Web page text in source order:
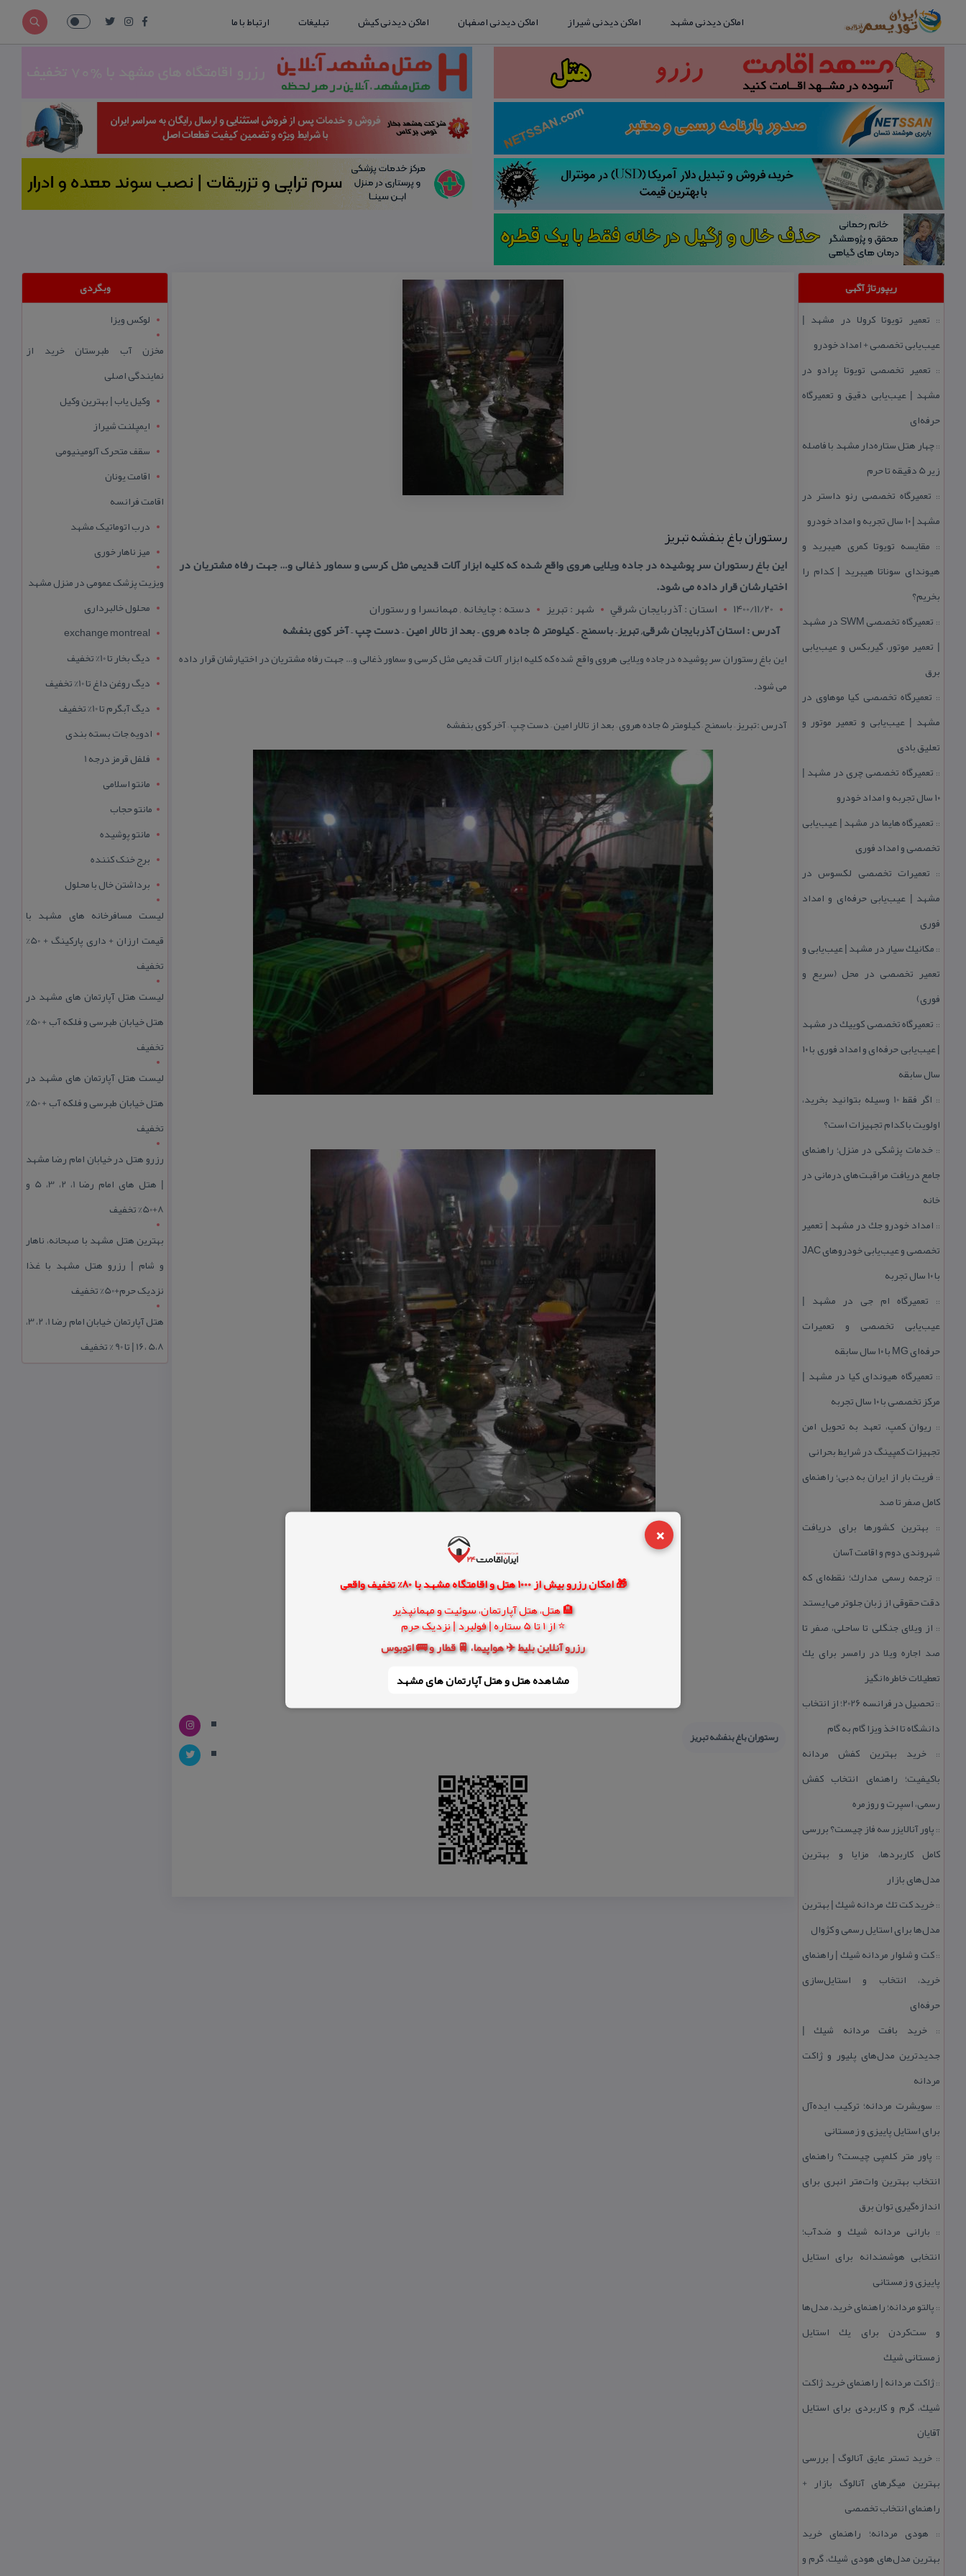
×
🎁 امکان رزرو بیش از 1000 هتل و اقامتگاه مشهد با 80% تخفیف واقعی
🏨 هتل، هتل آپارتمان، سوئیت و مهمانپذیر
⭐ از 1 تا 5 ستاره | فولبرد | نزدیک حرم
رزرو آنلاین بلیط ✈️ هواپیما، 🚆 قطار و 🚌 اتوبوس
مشاهده هتل و هتل‌ آپارتمان های مشهد
اماکن دیدنی مشهد اماکن دیدنی شیراز اماکن دیدنی اصفهان اماکن دیدنی کیش تبلیغات ارتباط با ما
ریپورتاژ آگهی
:: تعمیر تویوتا كرولا در مشهد |
عیب‌یابی تخصصی + امداد خودرو
:: تعمیر تخصصی تویوتا پرادو در
مشهد | عیب‌یابی دقیق و تعمیرگاه
حرفه‌ای
::چهار هتل‌ ستاره‌دار مشهد با فاصله
زیر 5 دقیقه تا حرم
:: تعمیرگاه تخصصی رنو داستر در
مشهد | ۱۰ سال تجربه و امداد خودرو
:: مقایسه تویوتا كمری هیبرید و
هیوندای سوناتا هیبرید | كدام را
بخریم؟
::
تعمیرگاه تخصصی SWM در مشهد
| تعمیر موتور، گیربكس و عیب‌یابی
برق
:: تعمیرگاه تخصصی كیا موهاوی در
مشهد | عیب‌یابی و تعمیر موتور و
تعلیق بادی
:: تعمیرگاه تخصصی چری در مشهد |
۱۰ سال تجربه و امداد خودرو
:: تعمیرگاه هایما در مشهد | عیب‌یابی
تخصصی و امداد فوری
:: تعمیرات تخصصی لكسوس در
مشهد | عیب‌یابی حرفه‌ای و امداد
فوری
:: مكانیك سیار در مشهد | عیب‌یابی و
تعمیر تخصصی در محل (سریع و
فوری)
:: تعمیرگاه تخصصی كوییك در مشهد
| عیب‌یابی حرفه‌ای و امداد فوری با ۱۰
سال سابقه
::
اگر فقط 10 وسیله بتوانید بخرید،
اولویت با كدام تجهیزات است؟
:: خدمات پزشكی در منزل؛ راهنمای
جامع دریافت مراقبت‌های درمانی در
خانه
:: امداد خودرو جك در مشهد | تعمیر
تخصصی و عیب‌یابی خودروهای JAC
با ۱۰ سال تجربه
:: تعمیرگاه ام جی در مشهد |
عیب‌یابی تخصصی و تعمیرات
حرفه‌ای MG با ۱۰ سال سابقه
:: تعمیرگاه هیوندای كیا در مشهد |
مركز تخصصی با ۱۰ سال تجربه
:: ریوان كمپ، تعهد به تحویل امن
تجهیزات كمپینگ در شرایط بحرانی
:: فریت بار از ایران به دبی؛ راهنمای
كامل صفر تا صد
:: بهترین كشورها برای دریافت
شهروندی دوم و اقامت آسان
:: ترجمه رسمی مدارك؛ نقطه‌ای كه
دقت حقوقی از زبان جلوتر می‌ایستد
:: از ویلای جنگلی تا ساحلی، صفر تا
صد اجاره ویلا در رامسر برای یك
تعطیلات خاطره‌انگیز
::
تحصیل در فرانسه 2026؛ از انتخاب
دانشگاه تا اخذ ویزا گام به گام
::خرید بهترین كفش مردانه
باكیفیت؛ راهنمای انتخاب كفش
رسمی، اسپرت و روزمره
:: پاور آنالایزر سه فاز چیست؟ بررسی
كامل كاربردها، مزایا و بهترین
مدل‌های بازار
::خرید كت تك مردانه شیك | بهترین
مدل‌ها برای استایل رسمی و كژوال
::كت و شلوار مردانه شیك | راهنمای
خرید، انتخاب و استایل‌سازی
حرفه‌ای
::خرید بافت مردانه شیك |
جدیدترین مدل‌های پلیور و ژاكت
مردانه
:: سویشرت مردانه؛ تركیب ایده‌آل
برای استایل پاییزی و زمستانی
:: پاور متر كلمپی چیست؟ راهنمای
انتخاب بهترین وات‌متر انبری برای
اندازه‌گیری توان برق
:: بارانی مردانه شیك و ضدآب؛
انتخابی هوشمندانه برای استایل
پاییزی و زمستانی
:: پالتو مردانه؛ راهنمای خرید، مدل‌ها
و ست‌كردن برای یك استایل
زمستانی شیك
::ژاكت مردانه | راهنمای خرید ژاكت
شیك، گرم و كاربردی برای استایل
آقایان
:: خرید تستر عایق آنالوگ | بررسی
بهترین میگرهای آنالوگ بازار +
راهنمای انتخاب تخصصی
:: هودی مردانه؛ راهنمای خرید
بهترین مدل‌های هودی شیك، گرم و
رستوران باغ بنفشه تبریز
این باغ رستوران سر پوشیده در جاده ویلایی هروی واقع شده كه كلیه ابزار آلات قدیمی مثل كرسی و سماور ذغالی و… جهت رفاه مشتریان در
اختیارشان قرار داده می شود.
1400/11/20
استان : آذربايجان شرقي شهر : تبريز
دسته : چایخانه , مهمانسرا و رستوران
آدرس : استان آذربایجان شرقی, تبریز– باسمنج – كیلومتر ۵ جاده هروی – بعد از تالار امین – دست چپ – آخر كوی بنفشه
این باغ رستوران سر پوشیده در جاده ویلایی هروی واقع شده كه كلیه ابزار آلات قدیمی مثل كرسی و سماور ذغالی و… جهت رفاه مشتریان در اختیارشان قرار داده
می شود.
آدرس :تبریز – باسمنج – كیلومتر ۵ جاده هروی – بعد از تالار امین – دست چپ – آخر كوی بنفشه
رستوران باغ بنفشه تبریز
وبگردی
لوکس ویزا
مخزن آب طبرستان خرید از
نمایندگی اصلی
وکیل یاب | بهترین وکیل
ایمپلنت شیراز
سقف متحرک آلومینیومی
اقامت یونان
اقامت فرانسه
درب اتوماتیک مشهد
میز ناهار خوری
ویزیت پزشک عمومی در منزل مشهد
محلول خالبرداری
exchange montreal
دیگ بخار تا 10% تخفیف
دیگ روغن داغ تا 10% تخفیف
دیگ آبگرم تا 10% تخفیف
ادویه جات بسته بندی
فلفل قرمز درجه 1
مانتو اسلامی
مانتو حجاب
مانتو پوشیده
برج خنک کننده
برداشتن خال با محلول
لیست مسافرخانه های مشهد با
قیمت ارزان + داری پارکینگ + 50%
تخفیف
لیست هتل آپارتمان های مشهد در
هتل خیابان طبرسی و فلکه آب + 50%
تخفیف
لیست هتل آپارتمان های مشهد در
هتل خیابان طبرسی و فلکه آب + 50%
تخفیف
رزرو هتل در خیابان امام رضا مشهد
| هتل‌ های امام رضا 1، 2، 3، 5 و
8+50% تخفیف
بهترین هتل مشهد با صبحانه، ناهار
و شام | رزرو هتل مشهد با غذا
نزدیک حرم+50% تخفیف
هتل آپارتمان خیابان امام رضا 1، 2، 3،
5،8 ،16 | تا 90 % تخفیف